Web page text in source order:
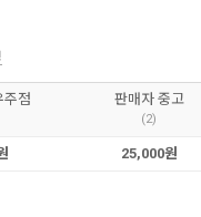
주점 판매자 중고
(2)
25,000원